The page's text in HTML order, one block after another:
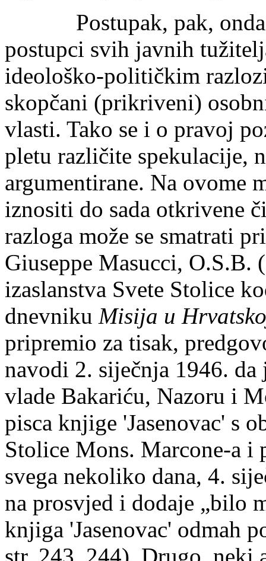
Postupak, pak,
postupci svih javnih
ideološko-političkim
skopčani (prikriveni)
vlasti. Tako se i o pravoj
pletu različite spekulacije,
argumentirane. Na ovome
iznositi do sada otkrivene
razloga može se smatrati
Giuseppe Masucci,
izaslanstva Svete Stolice
dnevniku Misija u
pripremio za tisak,
navodi 2. siječnja 1946.
vlade Bakariću, Nazoru i
pisca knjige 'Jasenovac' s
Stolice Mons. Marcone-a i
svega nekoliko dana, 4.
na prosvjed i dodaje „bilo
knjiga 'Jasenovac' odmah